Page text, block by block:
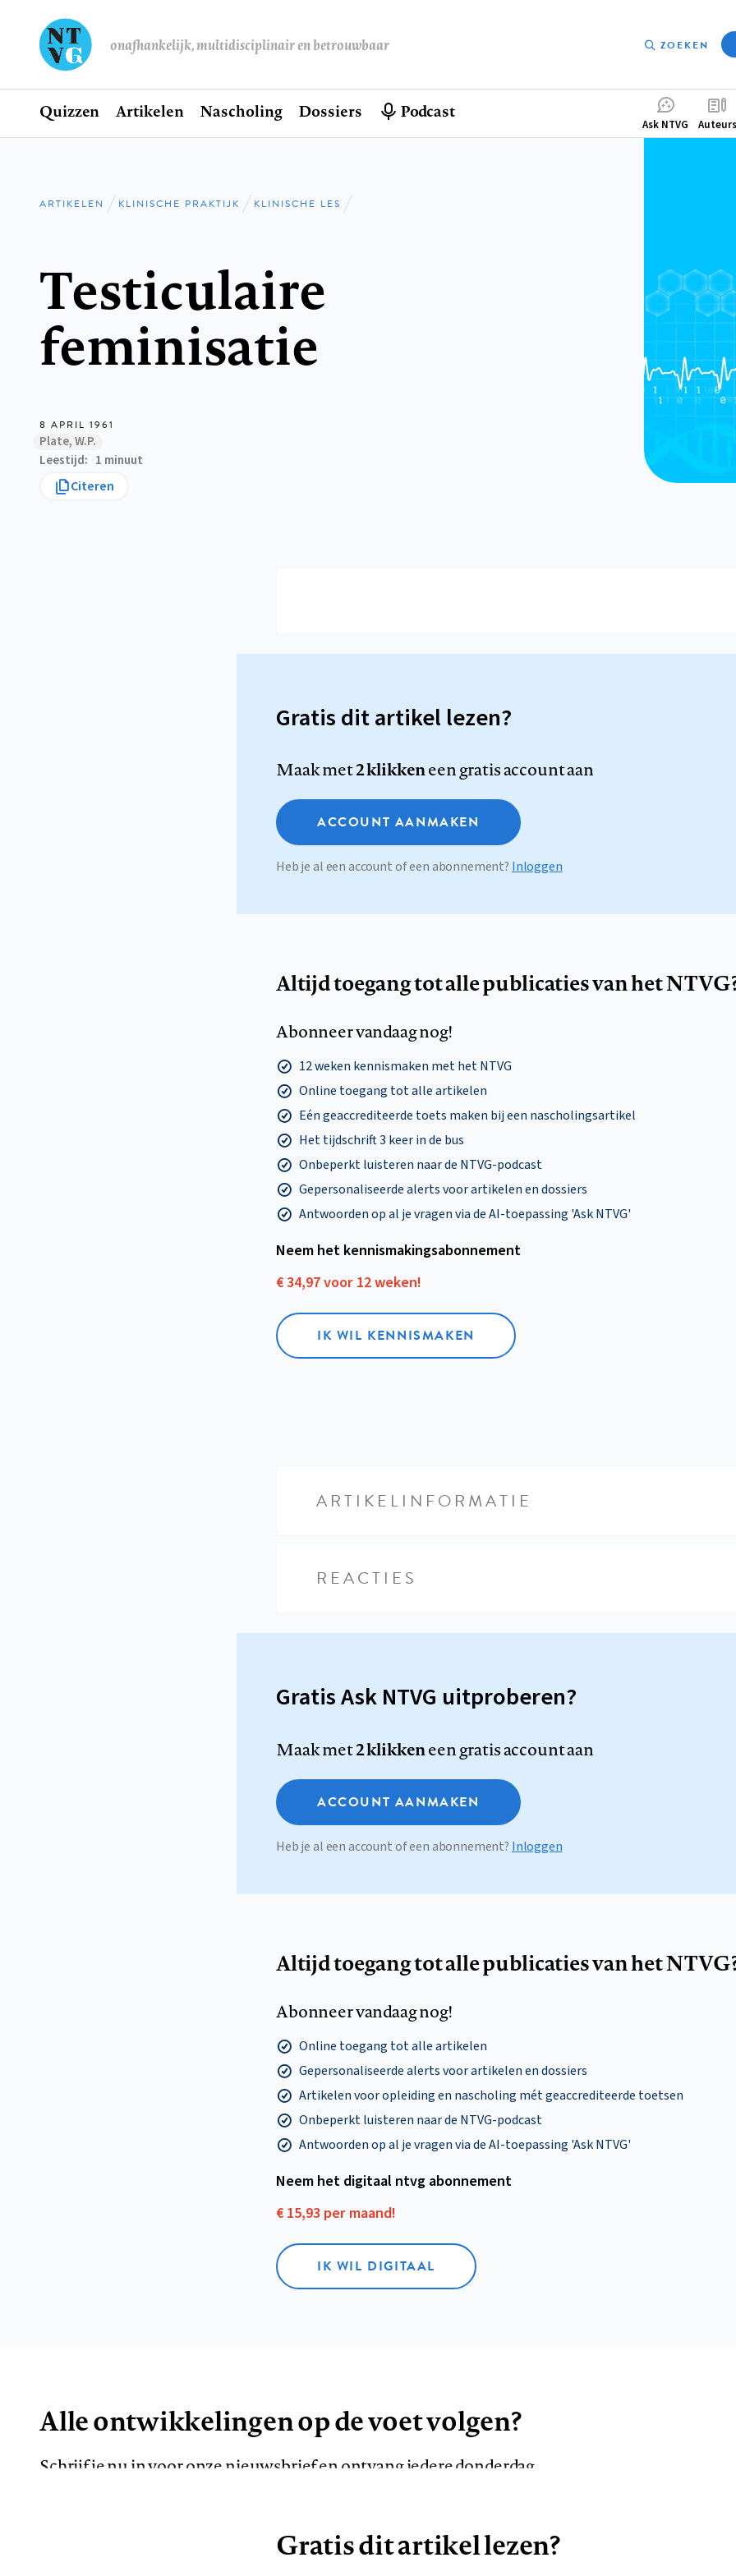
onafhankelijk, multidisciplinair en betrouwbaar ZOEKEN
Hoofdnavigatie
Home
Quizzen Artikelen Nascholing Dossiers Podcast
Ask NTVG Auteurs
Kruimelpad
ARTIKELEN KLINISCHE PRAKTIJK KLINISCHE LES
Testiculaire
feminisatie
8 APRIL 1961
Plate, W.P.
Leestijd
1 minuut
Citeren
Gratis dit artikel lezen?
Maak met2 klikkeneen gratis account aan
ACCOUNT AANMAKEN
Heb je al een account of een abonnement? Inloggen
Altijd toegang tot alle publicaties van het
Abonneer vandaag nog!
12 weken kennismaken met het NTVG
Online toegang tot alle artikelen
Eén geaccrediteerde toets maken bij een nascholingsartikel
Het tijdschrift 3 keer in de bus
Onbeperkt luisteren naar de NTVG-podcast
Gepersonaliseerde alerts voor artikelen en dossiers
Antwoorden op al je vragen via de AI-toepassing 'Ask NTVG'
Neem het kennismakings­abonnement
€ 34,97 voor 12 weken!
IK WIL KENNISMAKEN
ARTIKELINFORMATIE
REACTIES
Gratis Ask NTVG uitproberen?
Maak met2 klikkeneen gratis account aan
ACCOUNT AANMAKEN
Heb je al een account of een abonnement? Inloggen
Altijd toegang tot alle publicaties van het
Abonneer vandaag nog!
Online toegang tot alle artikelen
Gepersonaliseerde alerts voor artikelen en dossiers
Artikelen voor opleiding en nascholing mét geaccrediteerde toetsen
Onbeperkt luisteren naar de NTVG-podcast
Antwoorden op al je vragen via de AI-toepassing 'Ask NTVG'
Neem het digitaal ntvg abonnement
€ 15,93 per maand!
IK WIL DIGITAAL
Alle ontwikkelingen op de voet volgen?
Schrijf je nu in voor onze nieuwsbrief en ontvang iedere donderdag
AANMELDEN
Gratis dit artikel lezen?